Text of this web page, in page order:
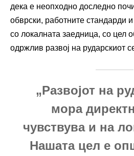
дека е неопходно доследно
обврски, работните стандарди
со локалната заедница, со цел
одржлив развој на рударскиот
„Развојот на
мора
чувствува и на
Нашата цел е